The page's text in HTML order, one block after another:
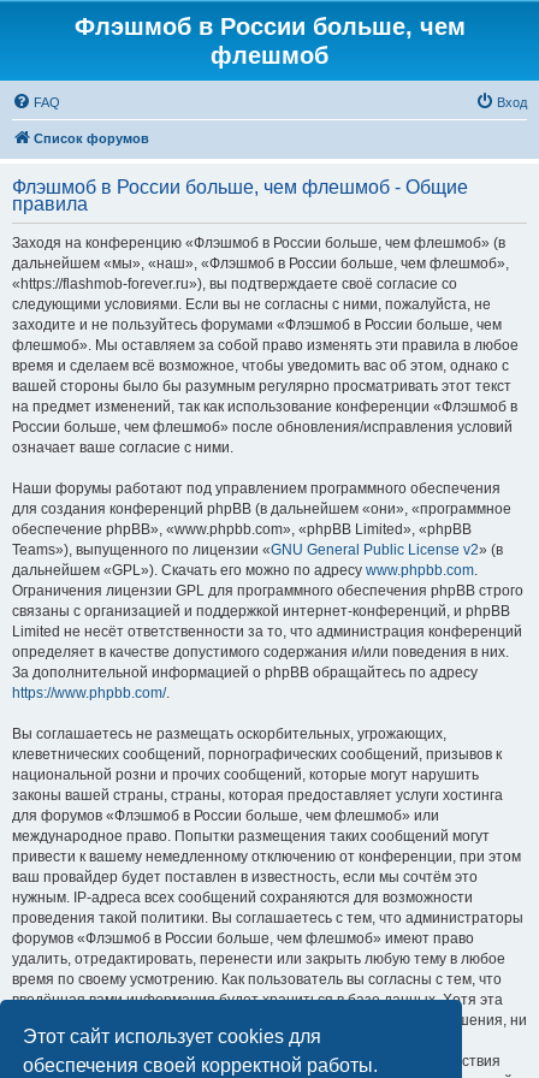
Этот сайт использует cookies для
обеспечения своей корректной работы.
Флэшмоб в России больше, чем
флешмоб
FAQ Вход
Список форумов
Флэшмоб в России больше, чем флешмоб - Общие
правила
Заходя на конференцию «Флэшмоб в России больше, чем флешмоб» (в
дальнейшем «мы», «наш», «Флэшмоб в России больше, чем флешмоб»,
«https://flashmob-forever.ru»), вы подтверждаете своё согласие со
следующими условиями. Если вы не согласны с ними, пожалуйста, не
заходите и не пользуйтесь форумами «Флэшмоб в России больше, чем
флешмоб». Мы оставляем за собой право изменять эти правила в любое
время и сделаем всё возможное, чтобы уведомить вас об этом, однако с
вашей стороны было бы разумным регулярно просматривать этот текст
на предмет изменений, так как использование конференции «Флэшмоб в
России больше, чем флешмоб» после обновления/исправления условий
означает ваше согласие с ними.
Наши форумы работают под управлением программного обеспечения
для создания конференций phpBB (в дальнейшем «они», «программное
обеспечение phpBB», «www.phpbb.com», «phpBB Limited», «phpBB
Teams»), выпущенного по лицензии «GNU General Public License v2» (в
дальнейшем «GPL»). Скачать его можно по адресу www.phpbb.com.
Ограничения лицензии GPL для программного обеспечения phpBB строго
связаны с организацией и поддержкой интернет-конференций, и phpBB
Limited не несёт ответственности за то, что администрация конференций
определяет в качестве допустимого содержания и/или поведения в них.
За дополнительной информацией о phpBB обращайтесь по адресу
https://www.phpbb.com/.
Вы соглашаетесь не размещать оскорбительных, угрожающих,
клеветнических сообщений, порнографических сообщений, призывов к
национальной розни и прочих сообщений, которые могут нарушить
законы вашей страны, страны, которая предоставляет услуги хостинга
для форумов «Флэшмоб в России больше, чем флешмоб» или
международное право. Попытки размещения таких сообщений могут
привести к вашему немедленному отключению от конференции, при этом
ваш провайдер будет поставлен в известность, если мы сочтём это
нужным. IP-адреса всех сообщений сохраняются для возможности
проведения такой политики. Вы соглашаетесь с тем, что администраторы
форумов «Флэшмоб в России больше, чем флешмоб» имеют право
удалить, отредактировать, перенести или закрыть любую тему в любое
время по своему усмотрению. Как пользователь вы согласны с тем, что
введённая вами информация будет храниться в базе данных. Хотя эта
информация не будет открыта третьим лицам без вашего разрешения, ни
администрация конференции «Флэшмоб в России больше, чем
флешмоб», ни phpBB Limited не может быть ответственна за действия